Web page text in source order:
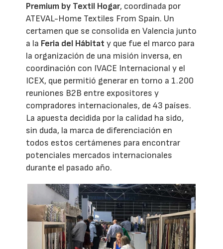
Premium by Textil Hogar, coordinada por
ATEVAL-Home Textiles From Spain. Un
certamen que se consolida en Valencia junto
a la Feria del Hábitat y que fue el marco para
la organización de una misión inversa, en
coordinación con IVACE Internacional y el
ICEX, que permitió generar en torno a 1.200
reuniones B2B entre expositores y
compradores internacionales, de 43 países.
La apuesta decidida por la calidad ha sido,
sin duda, la marca de diferenciación en
todos estos certámenes para encontrar
potenciales mercados internacionales
durante el pasado año.